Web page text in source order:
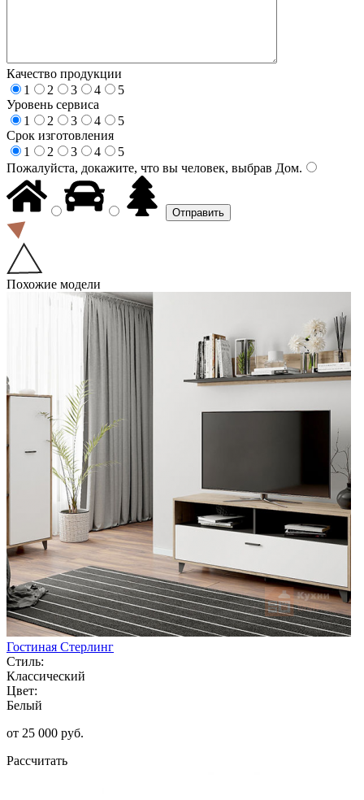
Качество продукции
1
2 3 4
5
Уровень сервиса
1
2 3 4
5
Срок изготовления
1
2 3 4
5
Пожалуйста, докажите, что вы человек, выбрав Дом.
Похожие модели
Гостиная Стерлинг
Стиль:
Классический
Цвет:
Белый
от 25 000 руб.
Рассчитать